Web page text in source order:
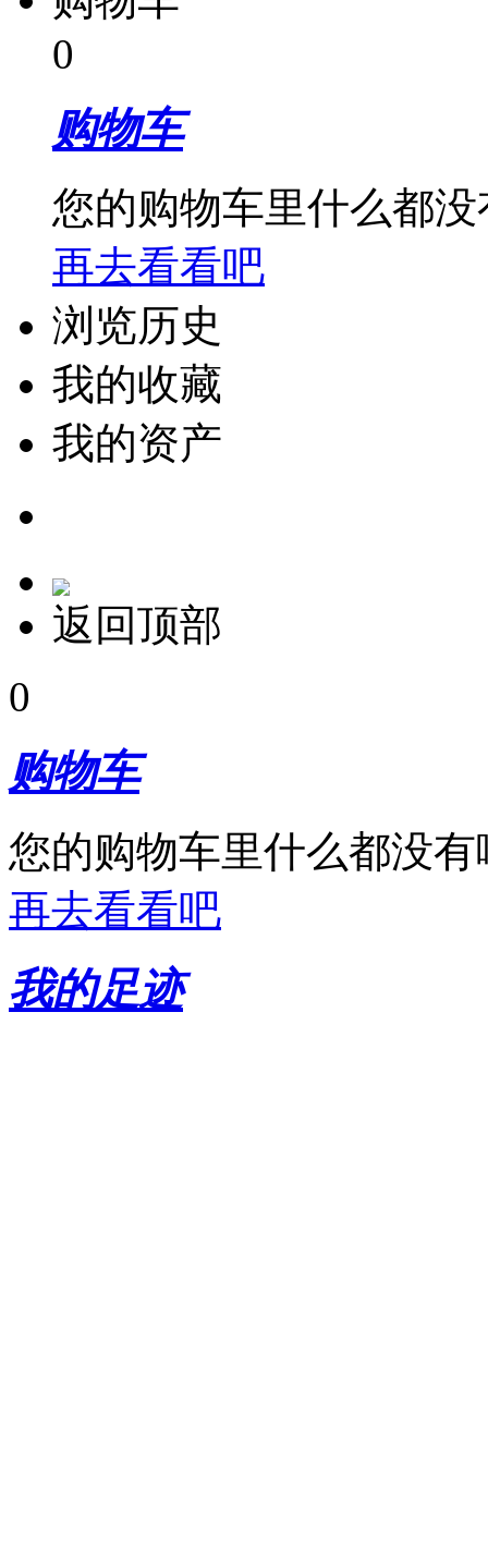
0
购物车
您的购物车里什么都没
再去看看吧
浏览历史
我的收藏
我的资产
返回顶部
0
购物车
您的购物车里什么都没有
再去看看吧
我的足迹